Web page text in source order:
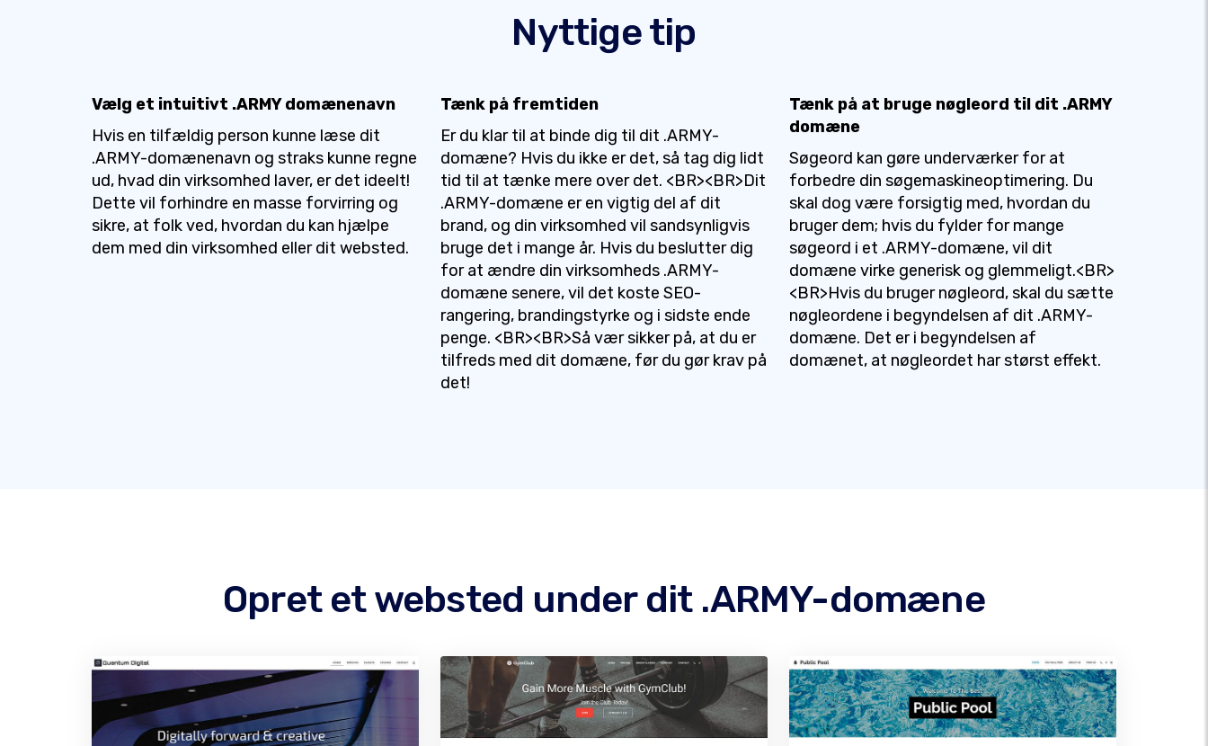
Nyttige tip
Vælg et intuitivt .ARMY domænenavn
Hvis en tilfældig person kunne læse dit
.ARMY-domænenavn og straks kunne regne
ud, hvad din virksomhed laver, er det ideelt!
Dette vil forhindre en masse forvirring og
sikre, at folk ved, hvordan du kan hjælpe
dem med din virksomhed eller dit websted.
Tænk på fremtiden
Er du klar til at binde dig til dit .ARMY-
domæne? Hvis du ikke er det, så tag dig lidt
tid til at tænke mere over det. <BR><BR>Dit
.ARMY-domæne er en vigtig del af dit
brand, og din virksomhed vil sandsynligvis
bruge det i mange år. Hvis du beslutter dig
for at ændre din virksomheds .ARMY-
domæne senere, vil det koste SEO-
rangering, brandingstyrke og i sidste ende
penge. <BR><BR>Så vær sikker på, at du er
tilfreds med dit domæne, før du gør krav på
det!
Tænk på at bruge nøgleord til dit .ARMY
domæne
Søgeord kan gøre underværker for at
forbedre din søgemaskineoptimering. Du
skal dog være forsigtig med, hvordan du
bruger dem; hvis du fylder for mange
søgeord i et .ARMY-domæne, vil dit
domæne virke generisk og glemmeligt.<BR>
<BR>Hvis du bruger nøgleord, skal du sætte
nøgleordene i begyndelsen af dit .ARMY-
domæne. Det er i begyndelsen af
domænet, at nøgleordet har størst effekt.
Opret et websted under dit .ARMY-domæne